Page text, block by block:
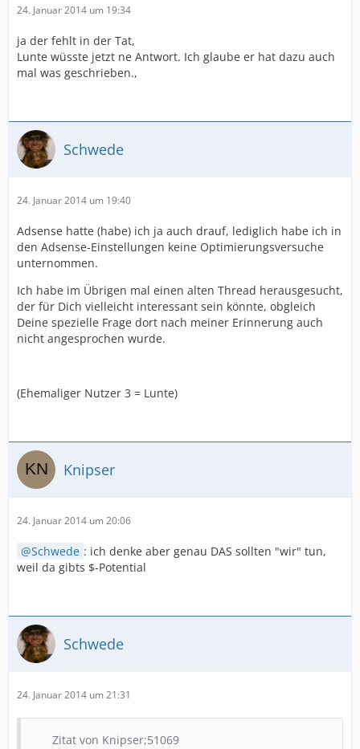
24. Januar 2014 um 19:34
ja der fehlt in der Tat,
Lunte wüsste jetzt ne Antwort. Ich glaube er hat dazu auch
mal was geschrieben.,
Schwede
24. Januar 2014 um 19:40
Adsense hatte (habe) ich ja auch drauf, lediglich habe ich in
den Adsense-Einstellungen keine Optimierungsversuche
unternommen.
Ich habe im Übrigen mal einen alten Thread herausgesucht,
der für Dich vielleicht interessant sein könnte, obgleich
Deine spezielle Frage dort nach meiner Erinnerung auch
nicht angesprochen wurde.
(Ehemaliger Nutzer 3 = Lunte)
Knipser
24. Januar 2014 um 20:06
Schwede : ich denke aber genau DAS sollten "wir" tun,
weil da gibts $-Potential
Schwede
24. Januar 2014 um 21:31
Zitat von Knipser;51069